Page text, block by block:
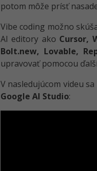
potom môže prísť
Vibe coding možno
AI editory ako Cursor,
Bolt.new, Lovable,
upravovať pomocou
V nasledujúcom videu
Google AI Studio: